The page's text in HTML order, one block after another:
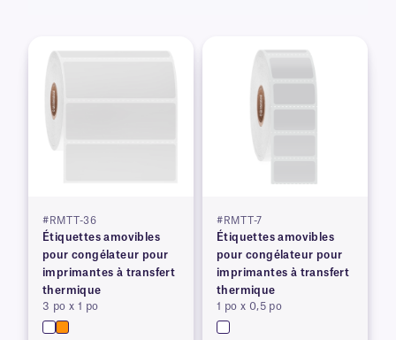
#RMTT-36
Étiquettes amovibles
pour congélateur pour
imprimantes à transfert
thermique
3 po x 1 po
#RMTT-7
Étiquettes amovibles
pour congélateur pour
imprimantes à transfert
thermique
1 po x 0,5 po